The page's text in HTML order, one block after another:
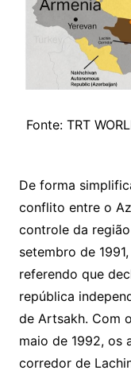
Fonte: TRT
De forma
conflito entre o
controle da
setembro de
referendo que
república
de Artsakh. Com
maio de 1992, os
corredor de